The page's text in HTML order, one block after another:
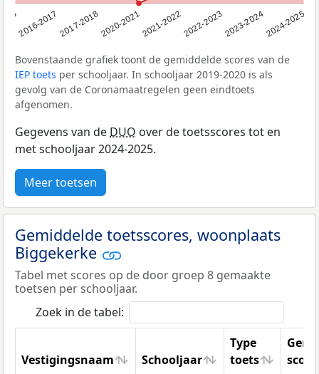
2016-20172017-20182020-20212021-20222022-20232023-20242024-2025
Bovenstaande grafiek toont de gemiddelde scores van de
IEP toets per schooljaar. In schooljaar 2019-2020 is als
gevolg van de Coronamaatregelen geen eindtoets
afgenomen.
Gegevens van deDUO over de toetsscores tot en
met schooljaar 2024-2025.
Meer toetsen
Gemiddelde toetsscores, woonplaats
Biggekerke
Tabel met scores op de door groep 8 gemaakte
toetsen per schooljaar.
Zoek in de tabel:
Vestigingsnaam Schooljaar
Type
toets
score